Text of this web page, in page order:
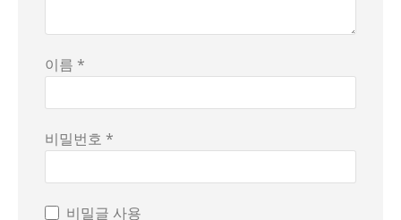
이름 *
비밀번호 *
비밀글 사용